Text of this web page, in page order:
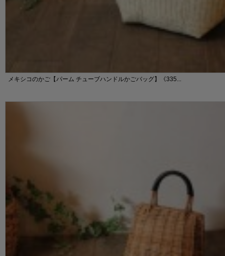
メキシコのかご【パーム チューブハンドルかごバッグ】《335...